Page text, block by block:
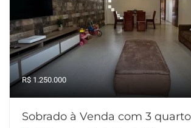
R$ 1.250.000
Sobrado à Venda com 3